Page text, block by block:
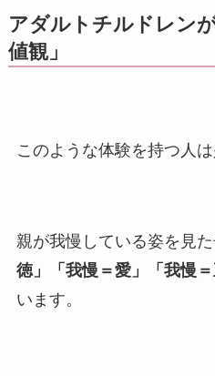
アダルトチルドレン
値観」
このような体験を持つ人
親が我慢している姿を見た
徳」「我慢＝愛」「我慢＝
います。